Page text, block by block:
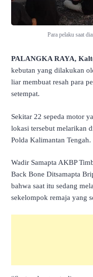
Para pelaku saat
PALANGKA RAYA,
kebutan yang dilakukan
liar membuat resah para
setempat.
Sekitar 22 sepeda motor
lokasi tersebut melarikan
Polda Kalimantan Tengah.
Wadir Samapta AKBP
Back Bone Ditsamapta
bahwa saat itu sedang
sekelompok remaja yang